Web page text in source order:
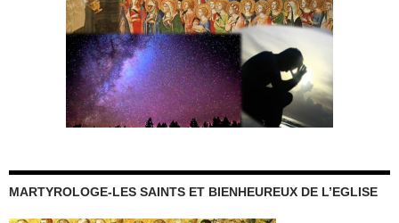
MARTYROLOGE-LES SAINTS ET BIENHEUREUX DE L’EGLISE